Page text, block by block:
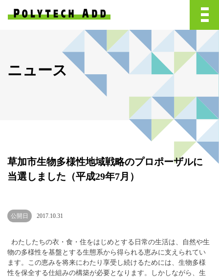
ニュース
草加市生物多様性地域戦略のプロポーザルに
当選しました（平成29年7月）
公開日 2017.10.31
わたしたちの衣・食・住をはじめとする日常の生活は、自然や生
物の多様性を基盤とする生態系から得られる恵みに支えられてい
ます。この恵みを将来にわたり享受し続けるためには、生物多様
性を保全する仕組みの構築が必要となります。しかしながら、生